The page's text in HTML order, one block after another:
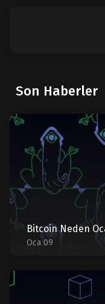
Son Haberler
Bitcoin Neden
Oca 09